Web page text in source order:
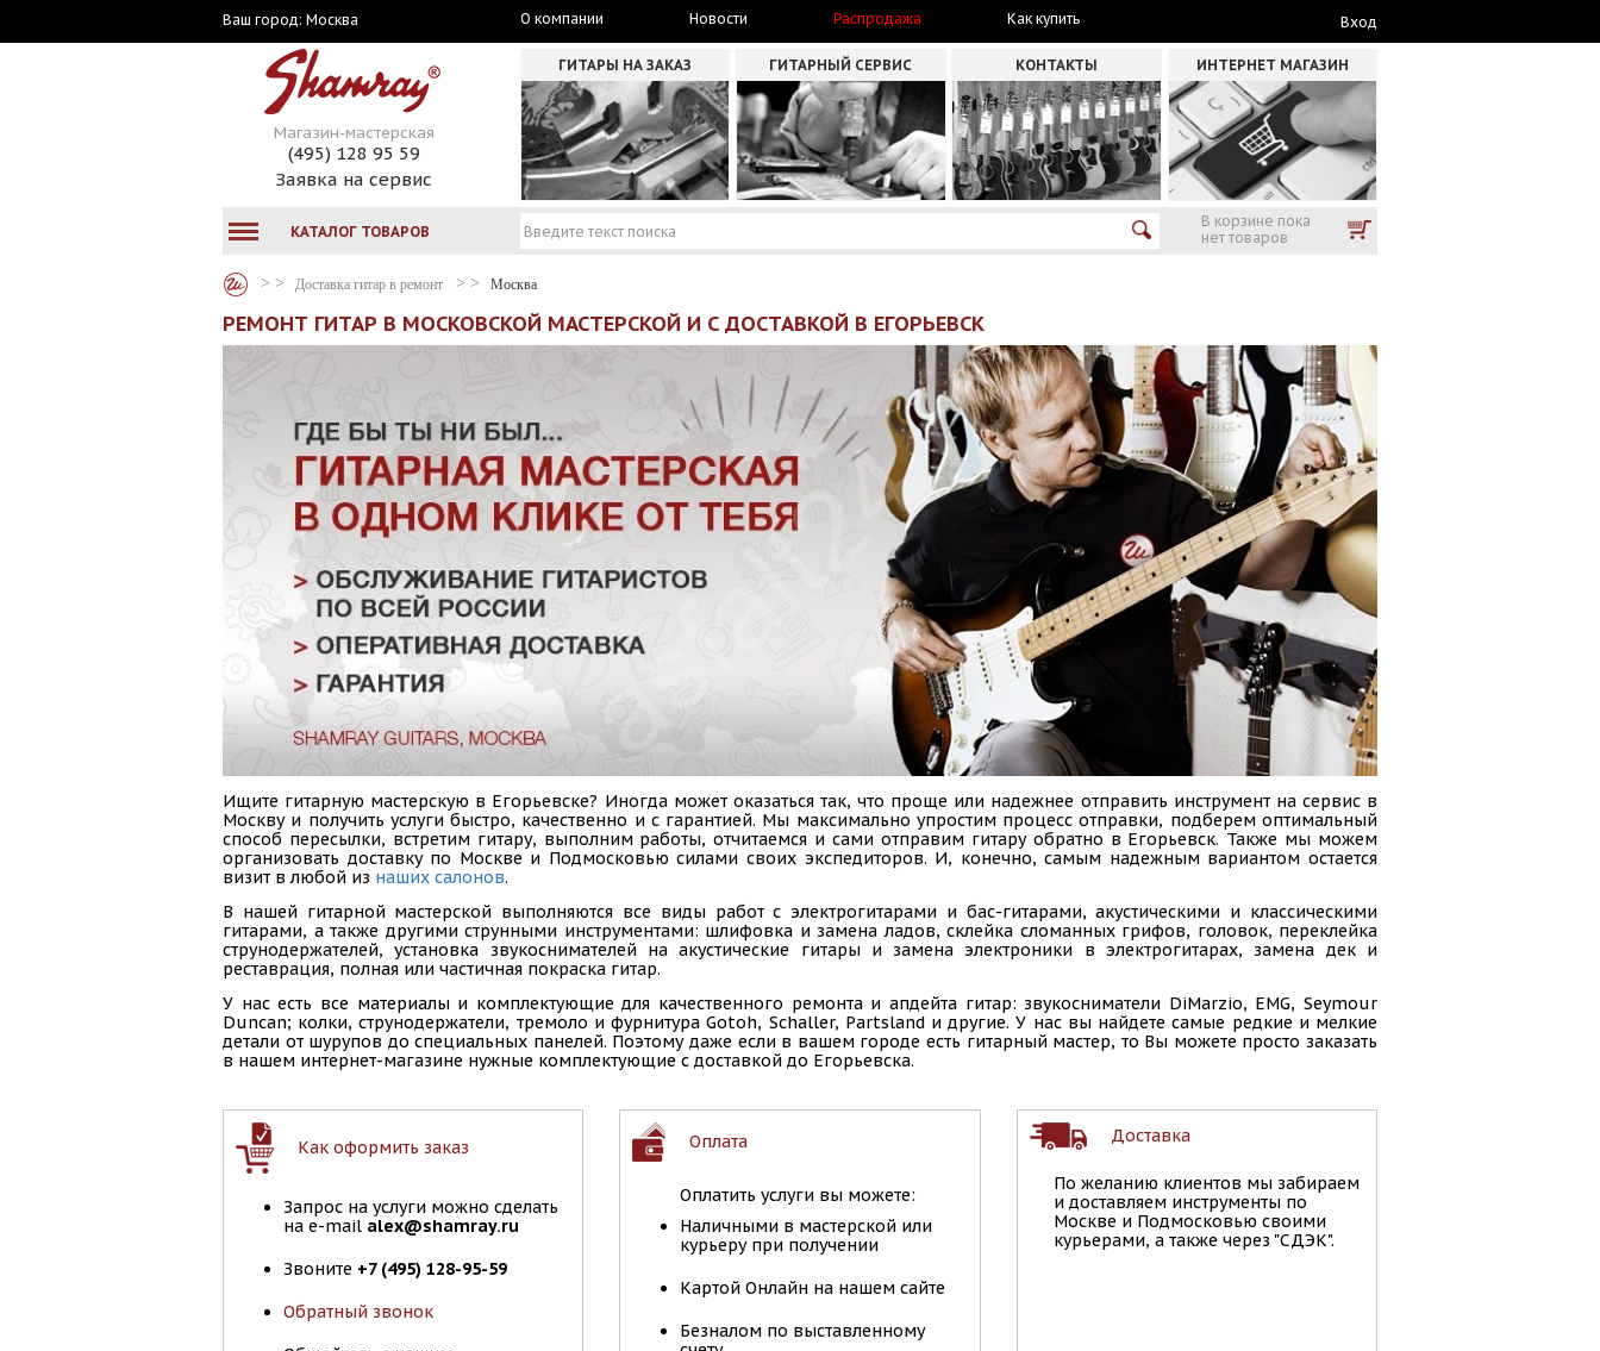
Ваш город: Москва О компании Новости Распродажа Как купить Вход
Магазин-мастерская
(495) 128 95 59
Заявка на сервис
ГИТАРЫ НА ЗАКАЗ ГИТАРНЫЙ СЕРВИС КОНТАКТЫ ИНТЕРНЕТ МАГАЗИН
КАТАЛОГ ТОВАРОВ
В корзине пока
нет товаров
Доставка гитар в ремонт Москва
РЕМОНТ ГИТАР В МОСКОВСКОЙ МАСТЕРСКОЙ И С ДОСТАВКОЙ В ЕГОРЬЕВСК
Ищите гитарную мастерскую в Егорьевске? Иногда может оказаться так, что проще или надежнее отправить инструмент на сервис в
Москву и получить услуги быстро, качественно и с гарантией. Мы максимально упростим процесс отправки, подберем оптимальный
способ пересылки, встретим гитару, выполним работы, отчитаемся и сами отправим гитару обратно в Егорьевск. Также мы можем
организовать доставку по Москве и Подмосковью силами своих экспедиторов. И, конечно, самым надежным вариантом остается
визит в любой из наших салонов.
В нашей гитарной мастерской выполняются все виды работ с электрогитарами и бас-гитарами, акустическими и классическими
гитарами, а также другими струнными инструментами: шлифовка и замена ладов, склейка сломанных грифов, головок, переклейка
струнодержателей, установка звукоснимателей на акустические гитары и замена электроники в электрогитарах, замена дек и
реставрация, полная или частичная покраска гитар.
У нас есть все материалы и комплектующие для качественного ремонта и апдейта гитар: звукосниматели DiMarzio, EMG, Seymour
Duncan; колки, струнодержатели, тремоло и фурнитура Gotoh, Schaller, Partsland и другие. У нас вы найдете самые редкие и мелкие
детали от шурупов до специальных панелей. Поэтому даже если в вашем городе есть гитарный мастер, то Вы можете просто заказать
в нашем интернет-магазине нужные комплектующие с доставкой до Егорьевска.
Как оформить заказ
Запрос на услуги можно сделать
на e-mail alex@shamray.ru
Звоните +7 (495) 128-95-59
Обратный звонок
Оплата
Оплатить услуги вы можете:
Наличными в мастерской или
курьеру при получении
Картой Онлайн на нашем сайте
Безналом по выставленному
Доставка
По желанию клиентов мы забираем
и доставляем инструменты по
Москве и Подмосковью своими
курьерами, а также через "СДЭК".